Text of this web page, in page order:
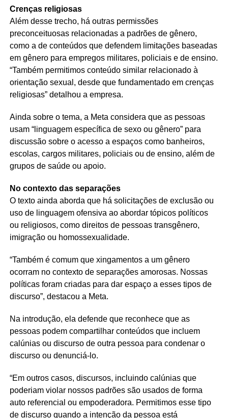
Crenças religiosas
Além desse trecho, há outras permissões
preconceituosas relacionadas a padrões de gênero,
como a de conteúdos que defendem limitações baseadas
em gênero para empregos militares, policiais e de ensino.
“Também permitimos conteúdo similar relacionado à
orientação sexual, desde que fundamentado em crenças
religiosas” detalhou a empresa.
Ainda sobre o tema, a Meta considera que as pessoas
usam “linguagem específica de sexo ou gênero” para
discussão sobre o acesso a espaços como banheiros,
escolas, cargos militares, policiais ou de ensino, além de
grupos de saúde ou apoio.
No contexto das separações
O texto ainda aborda que há solicitações de exclusão ou
uso de linguagem ofensiva ao abordar tópicos políticos
ou religiosos, como direitos de pessoas transgênero,
imigração ou homossexualidade.
“Também é comum que xingamentos a um gênero
ocorram no contexto de separações amorosas. Nossas
políticas foram criadas para dar espaço a esses tipos de
discurso”, destacou a Meta.
Na introdução, ela defende que reconhece que as
pessoas podem compartilhar conteúdos que incluem
calúnias ou discurso de outra pessoa para condenar o
discurso ou denunciá-lo.
“Em outros casos, discursos, incluindo calúnias que
poderiam violar nossos padrões são usados de forma
auto referencial ou empoderadora. Permitimos esse tipo
de discurso quando a intenção da pessoa está